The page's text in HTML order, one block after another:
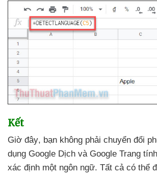
Kết
Giờ đây, bạn không phải chuyển đổi
dụng Google Dịch và Google Trang tính
xác định một ngôn ngữ. Tất cả có thể